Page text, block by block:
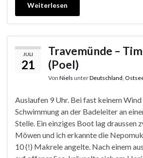
Weiterlesen
JULI
21
Travemünde –
(Poel)
Von Niels unterDeutschland
Auslaufen 9 Uhr. Bei fast keinem
Schwimmung an der Badeleiter an
Stelle. Ein einziges Boot lag draussen
Möwen und ich erkannte die
10 (!) Makrele angelte. Nach einem